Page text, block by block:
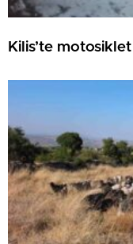
Kilis’te motosiklet